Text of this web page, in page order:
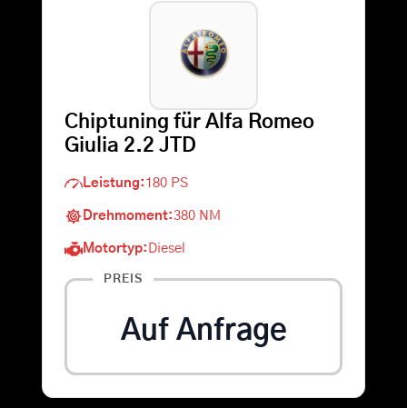
Warenkorb
Chiptuning für Alfa Romeo
Giulia 2.2 JTD
Leistung: 180 PS
Drehmoment:380 NM
Motortyp: Diesel
PREIS
Auf Anfrage